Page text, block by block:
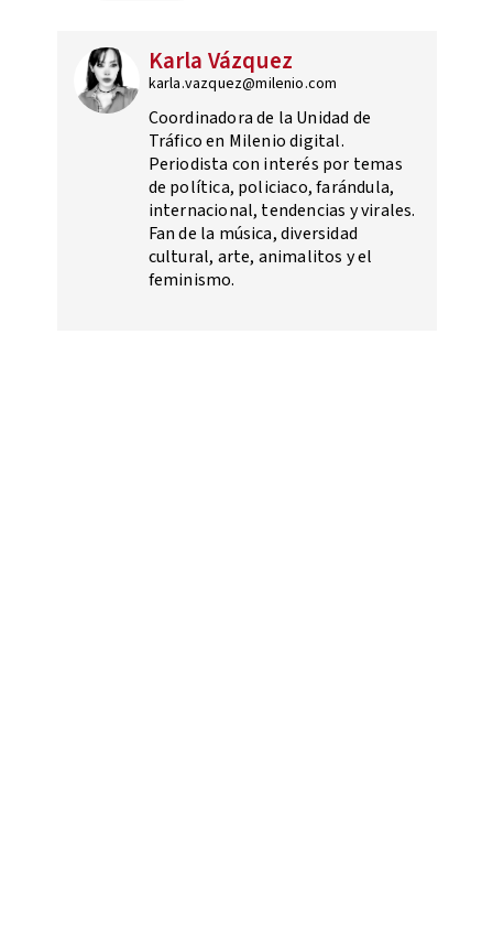
Karla Vázquez
karla.vazquez@milenio.com
Coordinadora de la Unidad de
Tráfico en Milenio digital.
Periodista con interés por temas
de política, policiaco, farándula,
internacional, tendencias y virales.
Fan de la música, diversidad
cultural, arte, animalitos y el
feminismo.